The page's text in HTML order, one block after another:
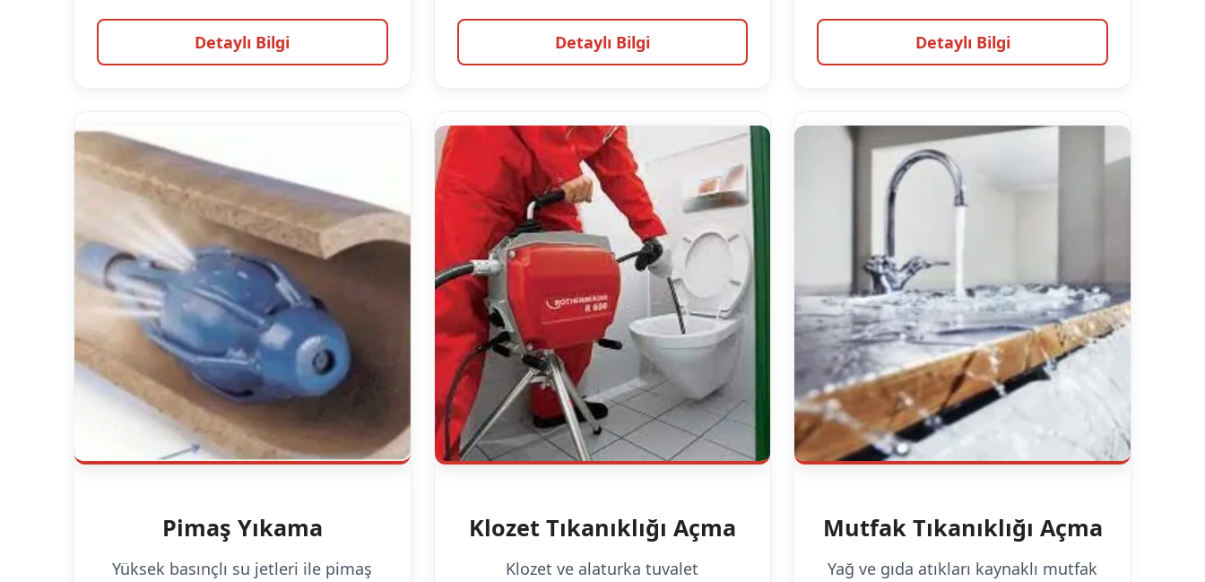
Detaylı Bilgi Detaylı Bilgi Detaylı Bilgi
Pimaş Yıkama
Yüksek basınçlı su jetleri ile pimaş
Klozet Tıkanıklığı Açma
Klozet ve alaturka tuvalet
Mutfak Tıkanıklığı Açma
Yağ ve gıda atıkları kaynaklı mutfak